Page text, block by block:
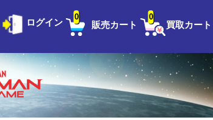
ログイン 販売カート
0
買取カート
0